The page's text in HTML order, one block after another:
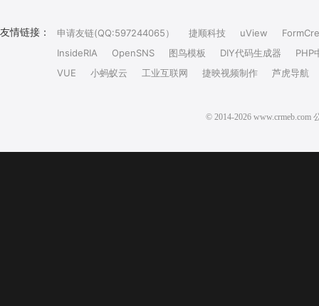
友情链接： 申请友链(QQ:597244065） 捷顺科技 uView
InsideRIA
OpenSNS 图鸟模板 DIY代码生成器
PHP
VUE
小蚂蚁云 工业互联网 捷映视频制作 芦虎导航
© 2014-2026